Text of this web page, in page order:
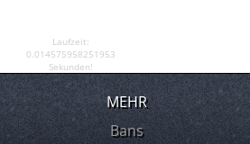
Laufzeit:
0.014575958251953
Sekunden!
MEHR
Bans